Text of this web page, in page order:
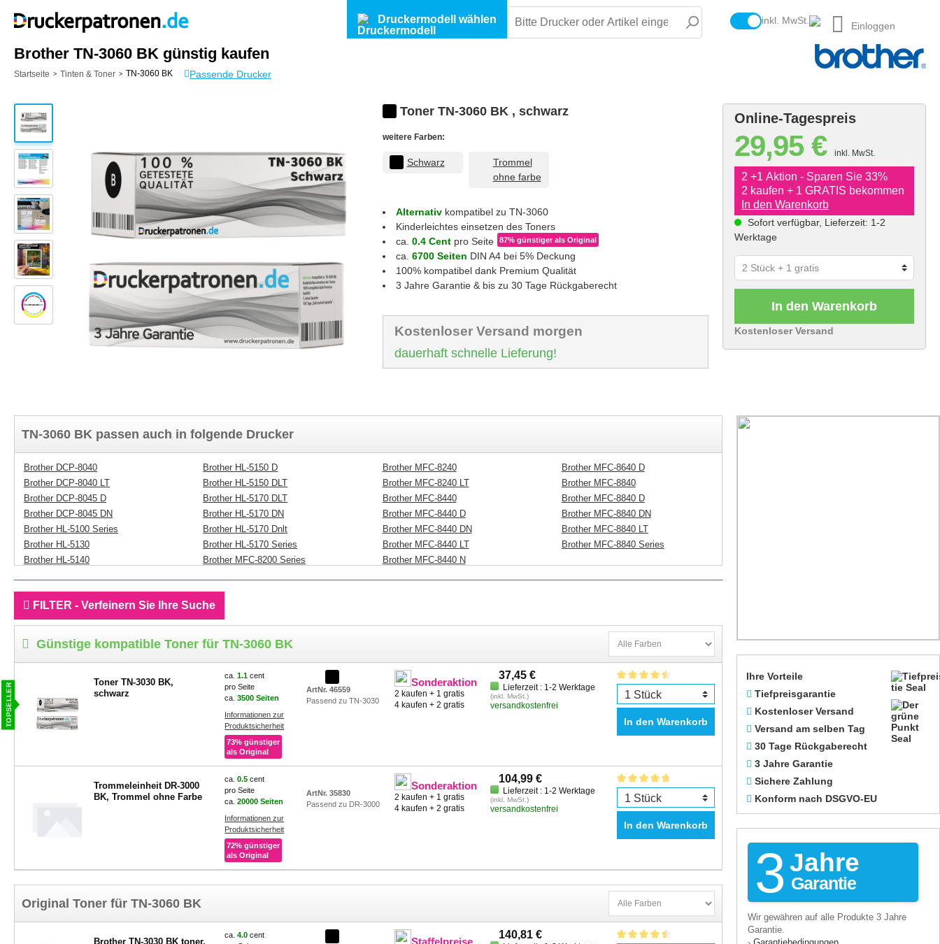
Druckermodell wählen inkl. MwSt. Einloggen
Brother TN-3060 BK günstig kaufen
Startseite > Tinten & Toner > TN-3060 BK Passende Drucker
Toner TN-3060 BK , schwarz
weitere Farben:
Schwarz
Trommel
ohne farbe
Alternativ kompatibel zu TN-3060
Kinderleichtes einsetzen des Toners
ca. 0.4 Cent pro Seite 87% günstiger als Original
ca. 6700 Seiten DIN A4 bei 5% Deckung
100% kompatibel dank Premium Qualität
3 Jahre Garantie & bis zu 30 Tage Rückgaberecht
Kostenloser Versand morgen
dauerhaft schnelle Lieferung!
Online-Tagespreis
29,95 € inkl. MwSt.
2 +1 Aktion - Sparen Sie 33%
2 kaufen + 1 GRATIS bekommen
In den Warenkorb
Sofort verfügbar, Lieferzeit: 1-2
Werktage
In den Warenkorb
Kostenloser Versand
TN-3060 BK passen auch in folgende Drucker
Brother DCP-8040
Brother DCP-8040 LT
Brother DCP-8045 D
Brother DCP-8045 DN
Brother HL-5100 Series
Brother HL-5130
Brother HL-5140
Brother HL-5150 D
Brother HL-5150 DLT
Brother HL-5170 DLT
Brother HL-5170 DN
Brother HL-5170 Dnlt
Brother HL-5170 Series
Brother MFC-8200 Series
Brother MFC-8240
Brother MFC-8240 LT
Brother MFC-8440
Brother MFC-8440 D
Brother MFC-8440 DN
Brother MFC-8440 LT
Brother MFC-8440 N
Brother MFC-8640 D
Brother MFC-8840
Brother MFC-8840 D
Brother MFC-8840 DN
Brother MFC-8840 LT
Brother MFC-8840 Series
FILTER - Verfeinern Sie Ihre Suche
Günstige kompatible Toner für TN-3060 BK
Toner TN-3030 BK,
schwarz
ca.1.1cent
pro Seite
ca.3500 Seiten
Informationen zur
Produktsicherheit
73% günstiger
als Original
ArtNr. 46559
Passend zu TN-3030
Sonderaktion
2 kaufen + 1 gratis
4 kaufen + 2 gratis
37,45 €
Lieferzeit : 1-2 Werktage
(inkl. MwSt.)
versandkostenfrei
In den Warenkorb
Trommeleinheit DR-3000
BK, Trommel ohne Farbe
ca.0.5cent
pro Seite
ca.20000 Seiten
Informationen zur
Produktsicherheit
72% günstiger
als Original
ArtNr. 35830
Passend zu DR-3000
Sonderaktion
2 kaufen + 1 gratis
4 kaufen + 2 gratis
104,99 €
Lieferzeit : 1-2 Werktage
(inkl. MwSt.)
versandkostenfrei
In den Warenkorb
Original Toner für TN-3060 BK
Brother TN-3030 BK toner,
ca.4.0cent
Staffelpreise
140,81 €
Ihre Vorteile
Tiefpreisgarantie
Kostenloser Versand
Versand am selben Tag
30 Tage Rückgaberecht
3 Jahre Garantie
Sichere Zahlung
Konform nach DSGVO-EU
3 Jahre
Garantie
Wir gewähren auf alle Produkte 3 Jahre
Garantie.